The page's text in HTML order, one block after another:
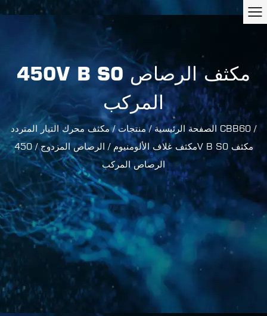
450V B S0 مكثف الرصاص
المركب
الصفحة الرئيسية/منتجات / مكثف محرك التيار المتردد CBB60 /
مكثف غلاف الألومنيوم/ الرصاص المزدوج/450V B S0 مكثف
الرصاص المركب